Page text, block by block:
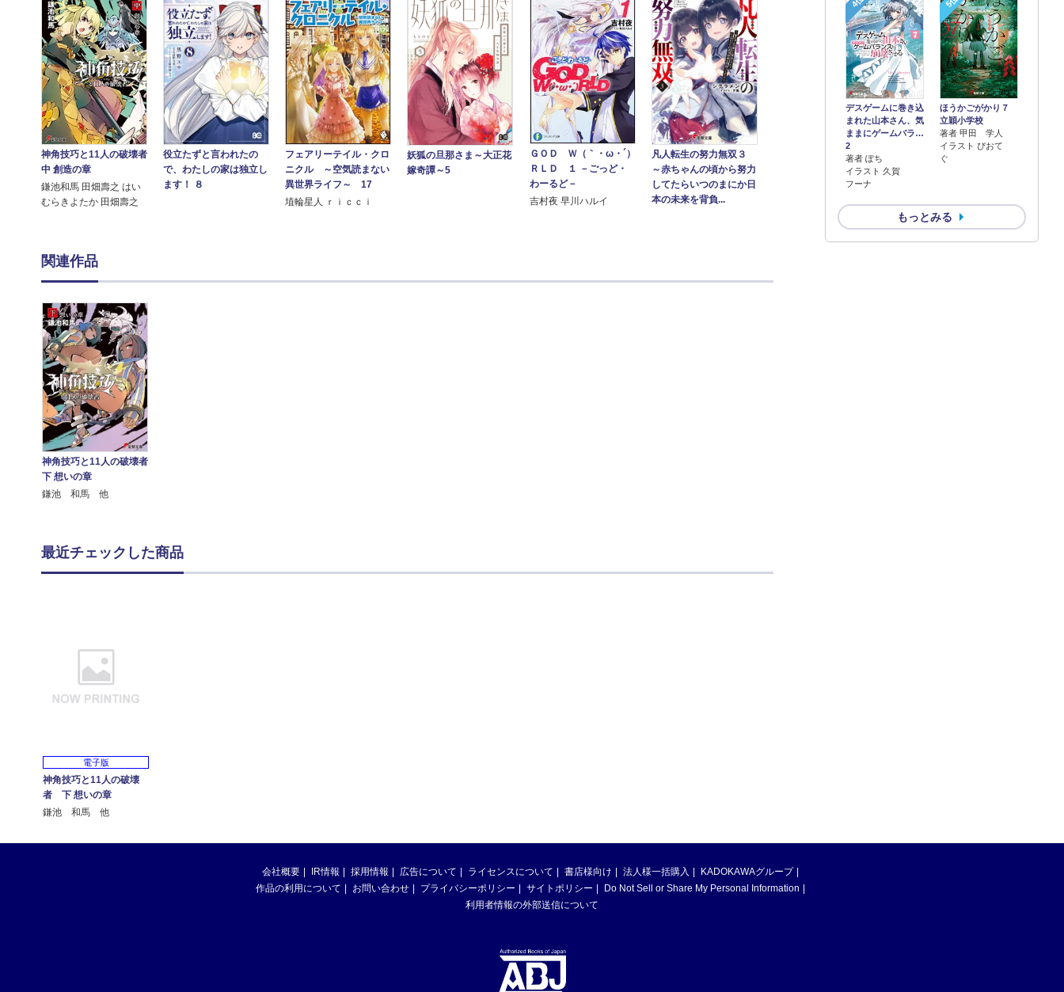
デスゲームに巻き込
まれた山本さん、気
ままにゲームバラ…
2
著者 ぽち
イラスト 久賀
フーナ
ほうかごがかり７
立穎小学校
著者 甲田 学人
イラスト ぴおて
ぐ
もっとみる
神角技巧と11人の破壊者
中 創造の章
鎌池和馬 田畑壽之 はい
むらきよたか 田畑壽之
役立たずと言われたの
で、わたしの家は独立し
ます！ ８
フェアリーテイル・クロ
ニクル ～空気読まない
異世界ライフ～ 17
埴輪星人 ｒｉｃｃｉ
妖狐の旦那さま～大正花
嫁奇譚～5
ＧＯＤ Ｗ（｀・ω・´）
ＲＬＤ １ －ごっど・
わーるど－
吉村夜 早川ハルイ
凡人転生の努力無双３
～赤ちゃんの頃から努力
してたらいつのまにか日
本の未来を背負...
関連作品
神角技巧と11人の破壊者
下 想いの章
鎌池 和馬 他
最近チェックした商品
電子版
神角技巧と11人の破壊
者 下 想いの章
鎌池 和馬 他
会社概要 IR情報 採用情報 広告について ライセンスについて 書店様向け 法人様一括購入
KADOKAWAグループ
作品の利用について
お問い合わせ プライバシーポリシー サイトポリシー
Do Not Sell or Share My Personal Information
利用者情報の外部送信について